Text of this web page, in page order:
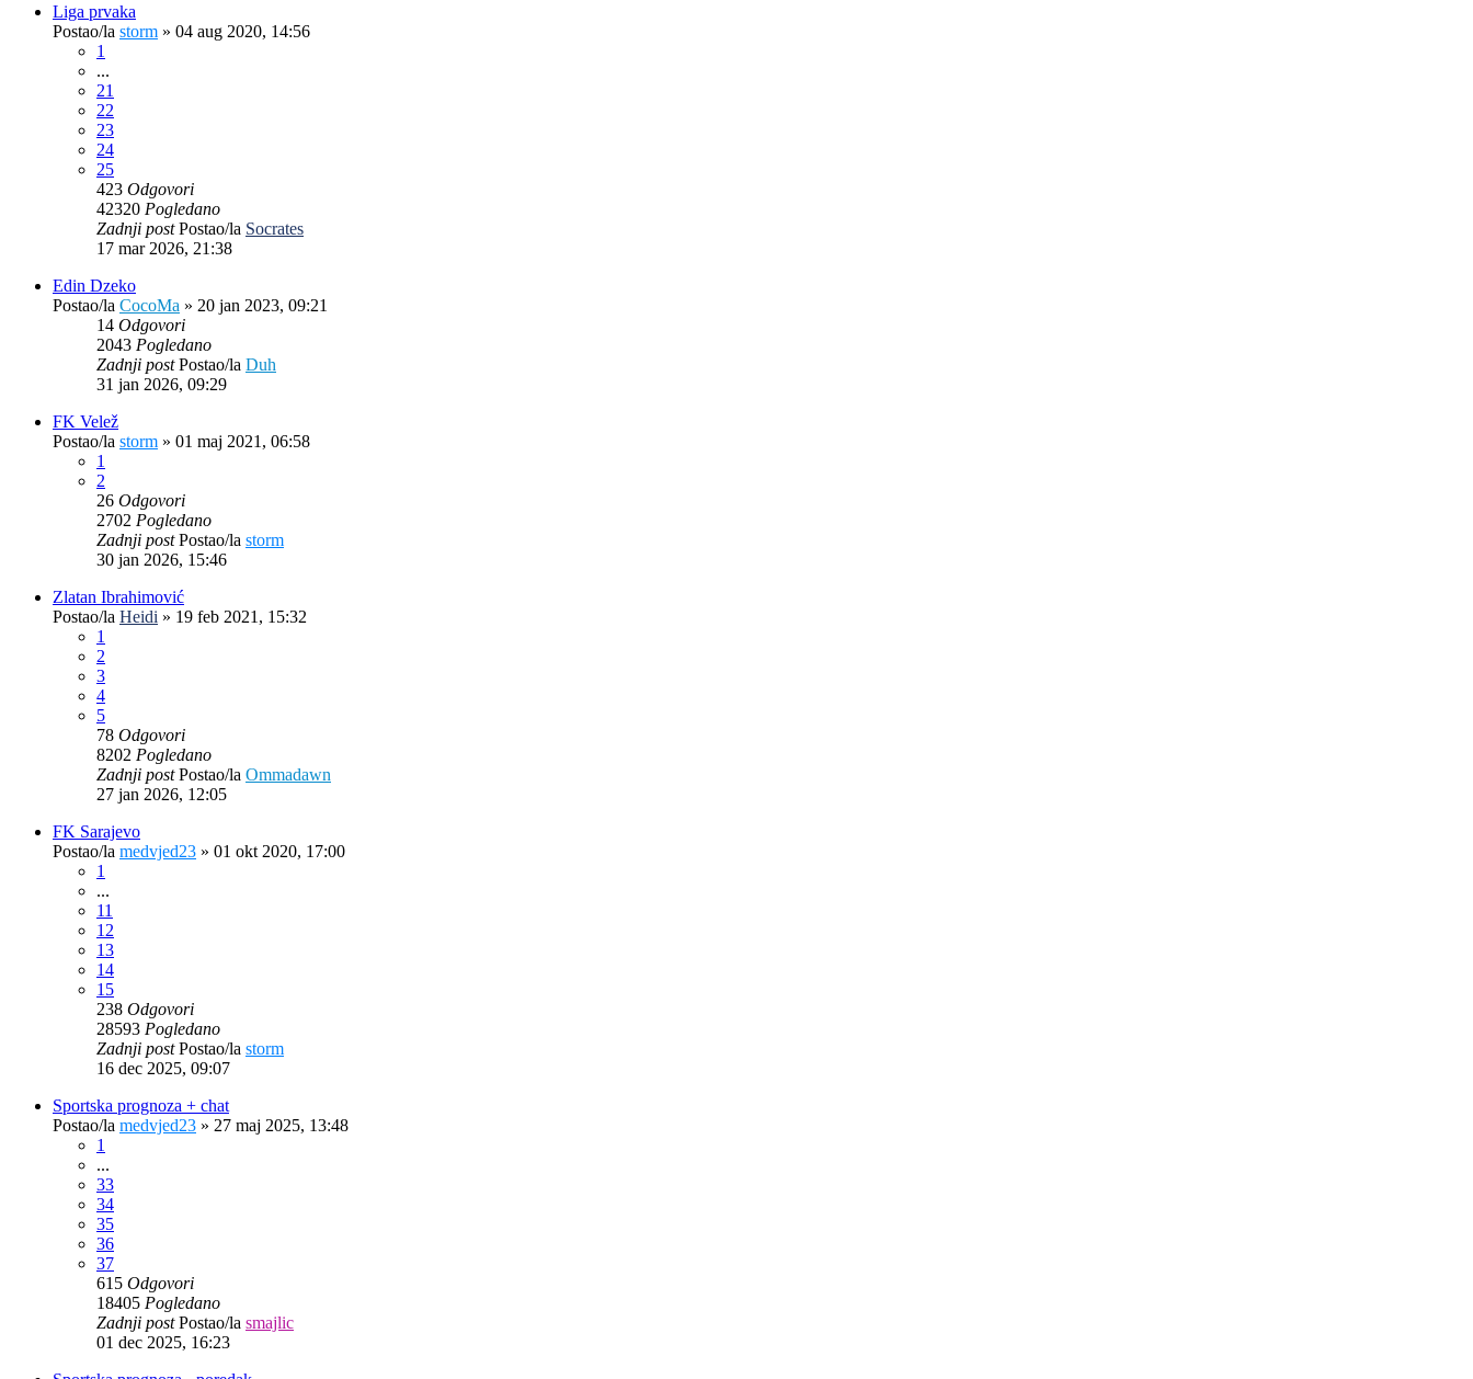
Liga prvaka
Postao/la storm » 04 aug 2020, 14:56
1
...
21
22
23
24
25
423 Odgovori
42320 Pogledano
Zadnji postPostao/la Socrates
17 mar 2026, 21:38
Edin Dzeko
Postao/la CocoMa » 20 jan 2023, 09:21
14 Odgovori
2043 Pogledano
Zadnji postPostao/la Duh
31 jan 2026, 09:29
FK Velež
Postao/la storm » 01 maj 2021, 06:58
1
2
26 Odgovori
2702 Pogledano
Zadnji postPostao/la storm
30 jan 2026, 15:46
Zlatan Ibrahimović
Postao/la Heidi » 19 feb 2021, 15:32
1
2
3
4
5
78 Odgovori
8202 Pogledano
Zadnji postPostao/la Ommadawn
27 jan 2026, 12:05
FK Sarajevo
Postao/la medvjed23 » 01 okt 2020, 17:00
1
...
11
12
13
14
15
238 Odgovori
28593 Pogledano
Zadnji postPostao/la storm
16 dec 2025, 09:07
Sportska prognoza + chat
Postao/la medvjed23 » 27 maj 2025, 13:48
1
...
33
34
35
36
37
615 Odgovori
18405 Pogledano
Zadnji postPostao/la smajlic
01 dec 2025, 16:23